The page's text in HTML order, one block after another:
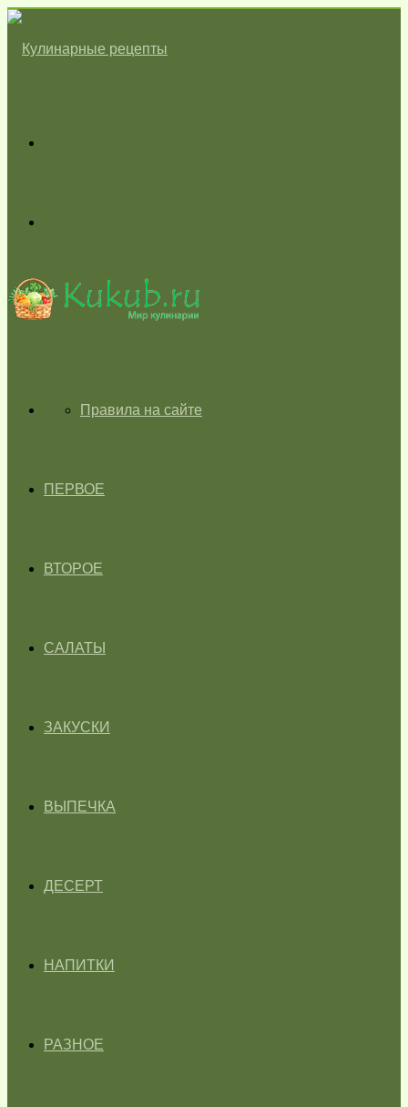
skin
ГЛАВНАЯПравила на сайте
ПЕРВОЕ
ВТОРОЕ
САЛАТЫ
ЗАКУСКИ
ВЫПЕЧКА
ДЕСЕРТ
НАПИТКИ
РАЗНОЕ